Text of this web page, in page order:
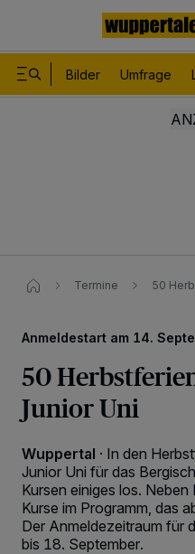
Bilder Umfrage
Termine 50
Anmeldestart am 14.
50
Junior Uni
Wuppertal · In den
Junior Uni für das
Kursen einiges los.
Kurse im Programm, das
Der Anmeldezeitraum für
bis 18. September.